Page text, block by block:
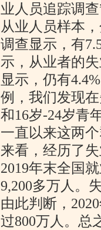
业人员追踪调查
从业人员样本
调查显示，有
示，从业者的
显示，仍有4.4%
例，我们发现
和16岁-24岁青
一直以来这两
来看，经历了
2019年末全国
9,200多万人。
由此判断， 2020
过800万人。总